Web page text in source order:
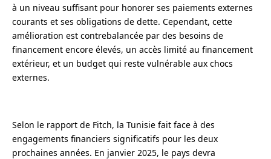
à un niveau suffisant pour honorer ses paiements externes
courants et ses obligations de dette. Cependant, cette
amélioration est contrebalancée par des besoins de
financement encore élevés, un accès limité au financement
extérieur, et un budget qui reste vulnérable aux chocs
externes.
Selon le rapport de Fitch, la Tunisie fait face à des
engagements financiers significatifs pour les deux
prochaines années. En janvier 2025, le pays devra